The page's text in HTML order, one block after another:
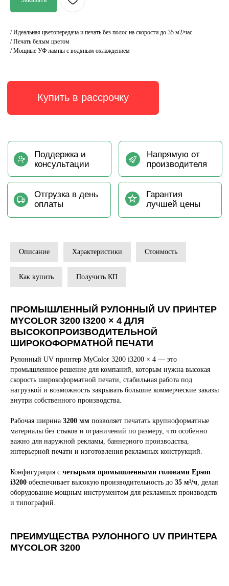
/ Идеальная цветопередача и печать без полос на скорости до 35 м2/час
/ Печать белым цветом
/ Мощные УФ лампы с водяным охлаждением
Описание Характеристики Стоимость
Как купить Получить КП
ПРОМЫШЛЕННЫЙ РУЛОННЫЙ UV ПРИНТЕР
MYCOLOR 3200 I3200 × 4 ДЛЯ
ВЫСОКОПРОИЗВОДИТЕЛЬНОЙ
ШИРОКОФОРМАТНОЙ ПЕЧАТИ
Рулонный UV принтер MyColor 3200 i3200 × 4 — это
промышленное решение для компаний, которым нужна высокая
скорость широкоформатной печати, стабильная работа под
нагрузкой и возможность закрывать большие коммерческие заказы
внутри собственного производства.
Рабочая ширина 3200 мм позволяет печатать крупноформатные
материалы без стыков и ограничений по размеру, что особенно
важно для наружной рекламы, баннерного производства,
интерьерной печати и изготовления рекламных конструкций.
Конфигурация с четырьмя промышленными головами Epson
i3200 обеспечивает высокую производительность до 35 м²/ч, делая
оборудование мощным инструментом для рекламных производств
и типографий.
ПРЕИМУЩЕСТВА РУЛОННОГО UV ПРИНТЕРА
MYCOLOR 3200